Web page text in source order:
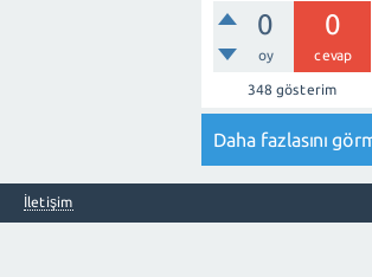
0
oy
0
cevap
348 gösterim
Daha fazlasını
İletişim